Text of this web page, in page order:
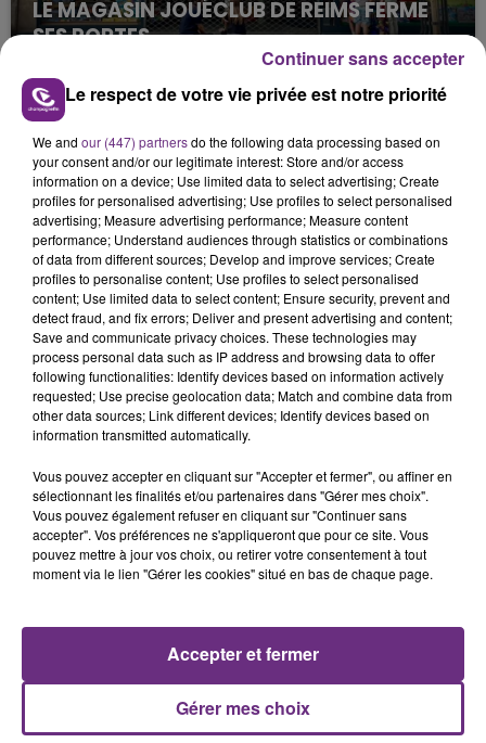
LE MAGASIN JOUÉCLUB DE REIMS FERME
SES PORTES
C'était l'une des institutions du centre-ville
rémois. Le magasin JouéClub est contraint de
fermer ses portes.
TITRES DIFFUSÉS
19h40
19h40
LOREEN
Is It Love
19h36
19h36
JENNIFER LOPEZ & DAVID GUETTA
19h29
19h29
CALVIN HARRIS FEAT. RIHANNA
This Is What You Came For
19h25
19h25
Soiree Mondaine
Le respect de votre vie privée est notre priorité
We and our (447) partnersdo the following data processing based on
your consent and/or our legitimate interest: Store and/or access
information on a device; Use limited data to select advertising; Create
profiles for personalised advertising; Use profiles to select personalised
advertising; Measure advertising performance; Measure content
performance; Understand audiences through statistics or combinations
of data from different sources; Develop and improve services; Create
profiles to personalise content; Use profiles to select personalised
content; Use limited data to select content; Ensure security, prevent and
detect fraud, and fix errors; Deliver and present advertising and content;
Save and communicate privacy choices. These technologies may
process personal data such as IP address and browsing data to offer
following functionalities: Identify devices based on information actively
requested; Use precise geolocation data; Match and combine data from
other data sources; Link different devices; Identify devices based on
information transmitted automatically.
Vous pouvez accepter en cliquant sur "Accepter et fermer", ou affiner en
sélectionnant les finalités et/ou partenaires dans "Gérer mes choix".
Vous pouvez également refuser en cliquant sur "Continuer sans
accepter". Vos préférences ne s'appliqueront que pour ce site. Vous
pouvez mettre à jour vos choix, ou retirer votre consentement à tout
moment via le lien "Gérer les cookies" situé en bas de chaque page.
Gérer mes choix
Accepter et fermer
Continuer sans accepter